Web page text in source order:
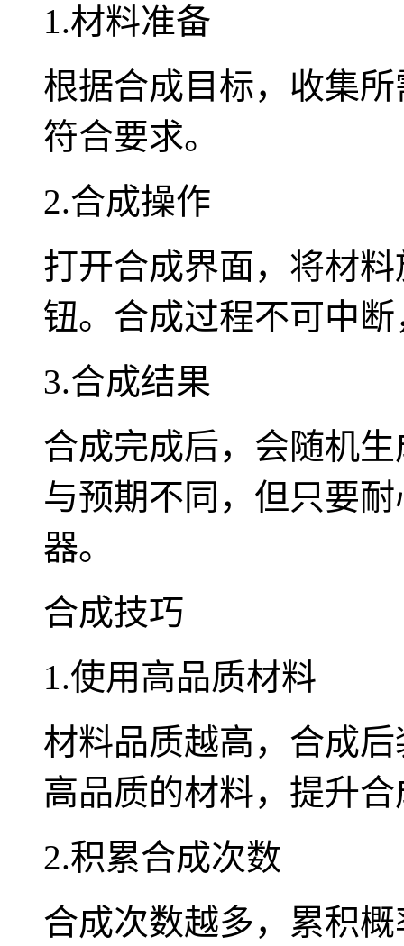
1.材料准备
根据合成目标，收集
符合要求。
2.合成操作
打开合成界面，将材
钮。合成过程不可中
3.合成结果
合成完成后，会随机
与预期不同，但只要
器。
合成技巧
1.使用高品质材料
材料品质越高，合成
高品质的材料，提升
2.积累合成次数
合成次数越多，累积